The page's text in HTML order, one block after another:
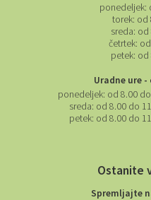
ponedeljek:
torek: od
sreda: od
četrtek:
petek: od
Uradne ure
ponedeljek: od 8.00
sreda: od 8.00 do
petek: od 8.00 do
Ostanite
Spremljajte